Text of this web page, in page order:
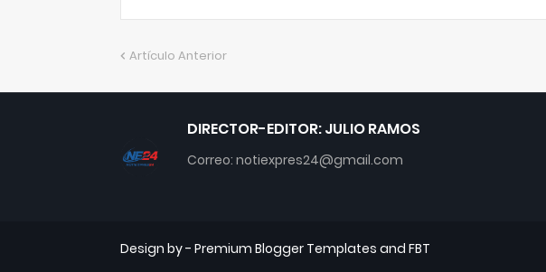
Artículo Anterior
DIRECTOR-EDITOR: JULIO RAMOS
Correo: notiexpres24@gmail.com
Design by - Premium Blogger Templates and FBT